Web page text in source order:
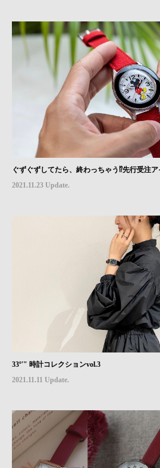
ぐずぐずしてたら、終わっちゃう⁉先行受注
2021.11.23 Update.
33º'" 時計コレクションvol.3
2021.11.11 Update.